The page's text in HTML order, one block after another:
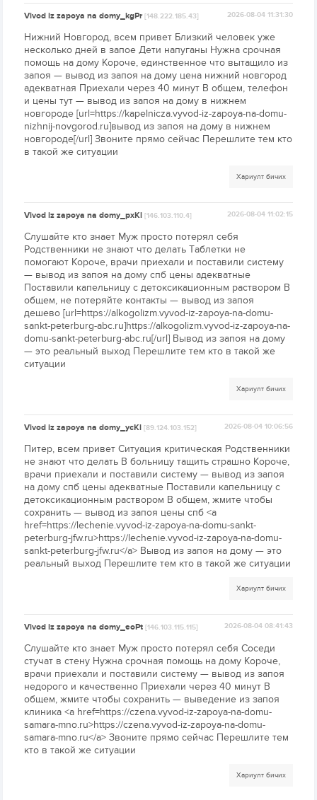
Vivod iz zapoya na domy_kgPr[148.222.185.43] 2026-08-04 11:31:30
Нижний Новгород, всем привет Близкий человек уже
несколько дней в запое Дети напуганы Нужна срочная
помощь на дому Короче, единственное что вытащило из
запоя — вывод из запоя на дому цена нижний новгород
адекватная Приехали через 40 минут В общем, телефон
и цены тут — вывод из запоя на дому в нижнем
новгороде [url=https://kapelnicza.vyvod-iz-zapoya-na-domu-
nizhnij-novgorod.ru]вывод из запоя на дому в нижнем
новгороде[/url] Звоните прямо сейчас Перешлите тем кто
в такой же ситуации
Хариулт бичих
Vivod iz zapoya na domy_pxKl[146.103.110.4] 2026-08-04 11:02:15
Слушайте кто знает Муж просто потерял себя
Родственники не знают что делать Таблетки не
помогают Короче, врачи приехали и поставили систему
— вывод из запоя на дому спб цены адекватные
Поставили капельницу с детоксикационным раствором В
общем, не потеряйте контакты — вывод из запоя
дешево [url=https://alkogolizm.vyvod-iz-zapoya-na-domu-
sankt-peterburg-abc.ru]https://alkogolizm.vyvod-iz-zapoya-na-
domu-sankt-peterburg-abc.ru[/url] Вывод из запоя на дому
— это реальный выход Перешлите тем кто в такой же
ситуации
Хариулт бичих
Vivod iz zapoya na domy_ycKl[89.124.103.152] 2026-08-04 10:06:56
Питер, всем привет Ситуация критическая Родственники
не знают что делать В больницу тащить страшно Короче,
врачи приехали и поставили систему — вывод из запоя
на дому спб цены адекватные Поставили капельницу с
детоксикационным раствором В общем, жмите чтобы
сохранить — вывод из запоя цены спб <a
href=https://lechenie.vyvod-iz-zapoya-na-domu-sankt-
peterburg-jfw.ru>https://lechenie.vyvod-iz-zapoya-na-domu-
sankt-peterburg-jfw.ru</a> Вывод из запоя на дому — это
реальный выход Перешлите тем кто в такой же ситуации
Хариулт бичих
Vivod iz zapoya na domy_eoPt[146.103.115.115] 2026-08-04 08:41:43
Слушайте кто знает Муж просто потерял себя Соседи
стучат в стену Нужна срочная помощь на дому Короче,
врачи приехали и поставили систему — вывод из запоя
недорого и качественно Приехали через 40 минут В
общем, жмите чтобы сохранить — выведение из запоя
клиника <a href=https://czena.vyvod-iz-zapoya-na-domu-
samara-mno.ru>https://czena.vyvod-iz-zapoya-na-domu-
samara-mno.ru</a> Звоните прямо сейчас Перешлите тем
кто в такой же ситуации
Хариулт бичих